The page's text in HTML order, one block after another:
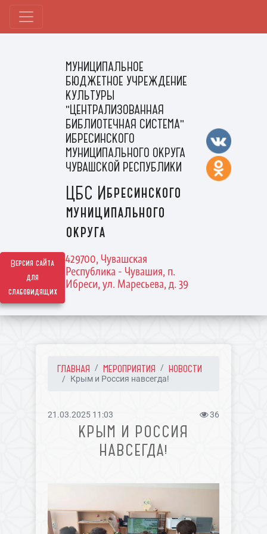
Версия сайта
для
слабовидящих
МУНИЦИПАЛЬНОЕ
БЮДЖЕТНОЕ УЧРЕЖДЕНИЕ
КУЛЬТУРЫ
"ЦЕНТРАЛИЗОВАННАЯ
БИБЛИОТЕЧНАЯ СИСТЕМА"
ИБРЕСИНСКОГО
МУНИЦИПАЛЬНОГО ОКРУГА
ЧУВАШСКОЙ РЕСПУБЛИКИ
ЦБС Ибресинского
муниципального
округа
429700, Чувашская
Республика - Чувашия, п.
Ибреси, ул. Маресьева, д. 39
ГЛАВНАЯ МЕРОПРИЯТИЯ НОВОСТИ
Крым и Россия навсегда!
21.03.2025 11:03 36
КРЫМ И РОССИЯ
НАВСЕГДА!